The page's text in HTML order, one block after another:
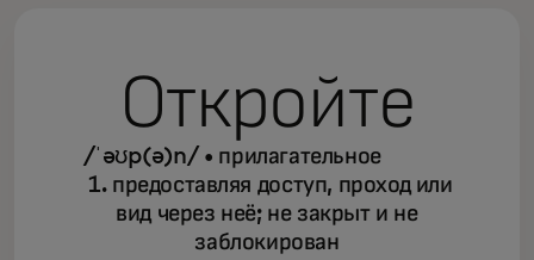
Откройте
/ˈəʊp(ə)n/ • прилагательное
1. предоставляя доступ, проход или
вид через неё; не закрыт и не
заблокирован